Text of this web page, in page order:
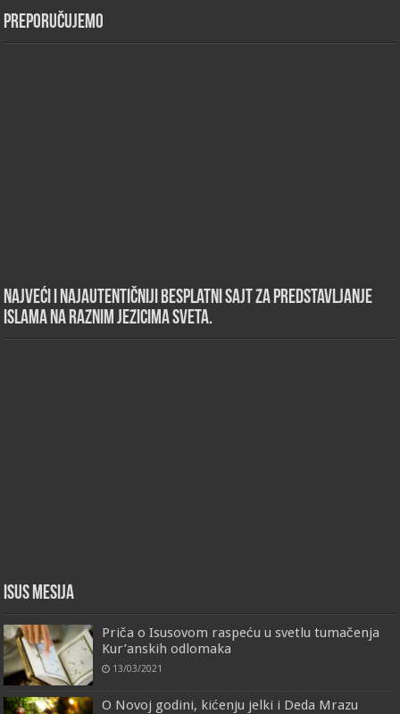
Preporučujemo
Najveći i najautentičniji besplatni sajt za predstavljanje
islama na raznim jezicima sveta.
Isus Mesija
Priča o Isusovom raspeću u svetlu tumačenja
Kur’anskih odlomaka
13/03/2021
O Novoj godini, kićenju jelki i Deda Mrazu